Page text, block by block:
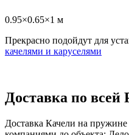
0.95×0.65×1 м
Прекрасно подойдут для
качелями и каруселями
Доставка по всей
Доставка Качели на